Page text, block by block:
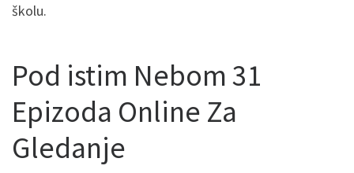
školu.
Pod istim Nebom 31
Epizoda Online Za
Gledanje